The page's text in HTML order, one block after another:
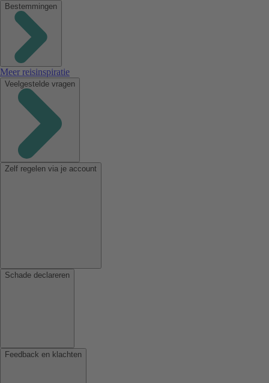
Bestemmingen
Meer reisinspiratie
Veelgestelde vragen
Zelf regelen via je account
Schade declareren
Feedback en klachten